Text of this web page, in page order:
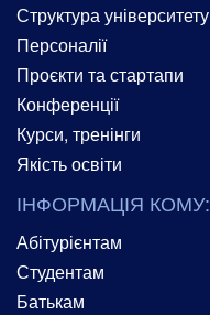
Структура університету
Персоналії
Проєкти та стартапи
Конференції
Курси, тренінги
Якість освіти
ІНФОРМАЦІЯ КОМУ:
Абітурієнтам
Студентам
Батькам